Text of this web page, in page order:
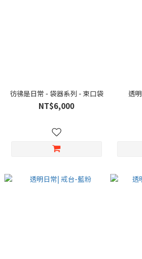
彷彿是日常 - 袋器系列 - 束口袋
NT$6,000
透